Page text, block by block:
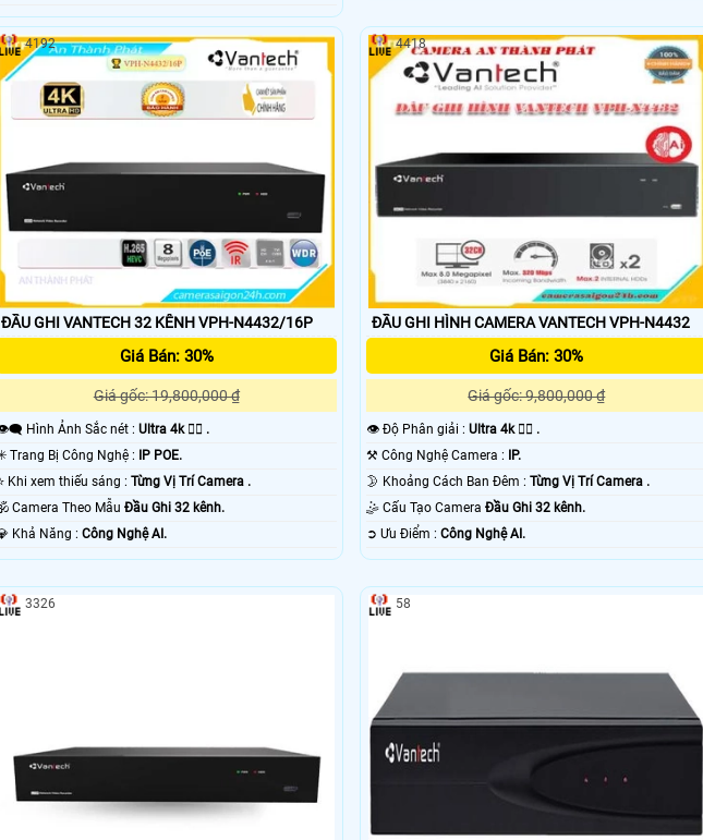
ĐẦU GHI VANTECH 32 KÊNH VPH-N4432/16P
Giá Bán: 30%
Giá gốc: 19,800,000 ₫
👁️‍🗨 Hình Ảnh Sắc nét :Ultra 4k 👍🏾 .
✳️ Trang Bị Công Nghệ : IP POE.
⭐ Khi xem thiếu sáng :Từng Vị Trí Camera .
🕉️ Camera Theo MẫuĐầu Ghi 32 kênh.
️💎 Khả Năng :Công Nghệ AI.
4192
ĐẦU GHI HÌNH CAMERA VANTECH VPH-N4432
Giá Bán: 30%
Giá gốc: 9,800,000 ₫
👁 Độ Phân giải : Ultra 4k 👍🏾 .
⚒ Công Nghệ Camera : IP.
🌛 Khoảng Cách Ban Đêm : Từng Vị Trí Camera .
🤹 Cấu Tạo Camera Đầu Ghi 32 kênh.
️➲ Ưu Điểm : Công Nghệ AI.
4418
3326 58